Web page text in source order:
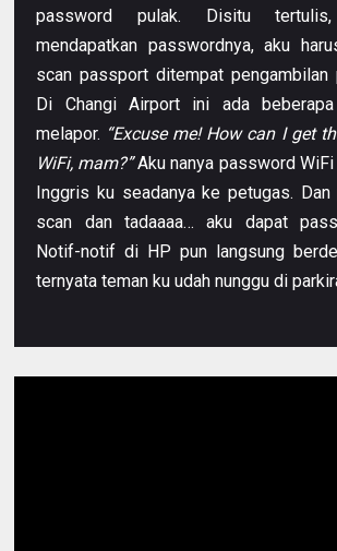
password pulak. Disitu
mendapatkan passwordnya, aku
scan passport ditempat pengambilan
Di Changi Airport ini ada
melapor. “Excuse me! How can I get
WiFi, mam?”Aku nanya password WiFi
Inggris ku seadanya ke petugas.
scan dan tadaaaa… aku dapat
Notif-notif di HP pun langsung
ternyata teman ku udah nunggu di